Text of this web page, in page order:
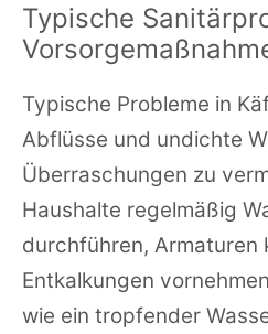
Typische
Typische Probleme in
Abflüsse und undichte
Überraschungen zu
Haushalte regelmäßig
durchführen, Armaturen
Entkalkungen
wie ein tropfender